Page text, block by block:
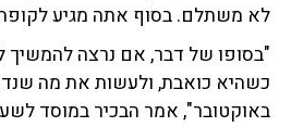
לא משתלם. בסוף אתה מגיע
"בסופו של דבר, אם נרצה להמשיך
באוקטובר", אמר הבכיר במוסד